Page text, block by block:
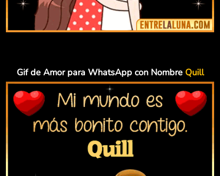
Gif de Amor para WhatsApp con Nombre Quill